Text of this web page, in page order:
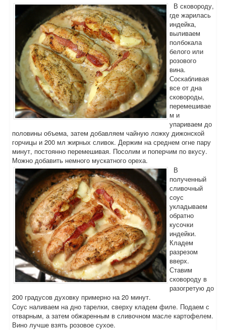
В сковороду,
где жарилась
индейка,
выливаем
полбокала
белого или
розового
вина.
Соскабливая
все от дна
сковороды,
перемешивае
м и
упариваем до
половины объема, затем добавляем чайную ложку дижонской
горчицы и 200 мл жирных сливок. Держим на среднем огне пару
минут, постоянно перемешивая. Посолим и поперчим по вкусу.
Можно добавить немного мускатного ореха.
В
полученный
сливочный
соус
укладываем
обратно
кусочки
индейки.
Кладем
разрезом
вверх.
Ставим
сковороду в
разогретую до
200 градусов духовку примерно на 20 минут.
Соус наливаем на дно тарелки, сверху кладем филе. Подаем с
отварным, а затем обжаренным в сливочном масле картофелем.
Вино лучше взять розовое сухое.